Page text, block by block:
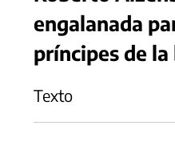
engalanada
príncipes de la
Texto